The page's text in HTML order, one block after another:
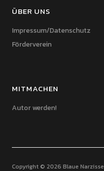
ÜBER UNS
Impressum/Datenschutz
Förderverein
MITMACHEN
Autor werden!
Copyright © 2026 Blaue Narzisse